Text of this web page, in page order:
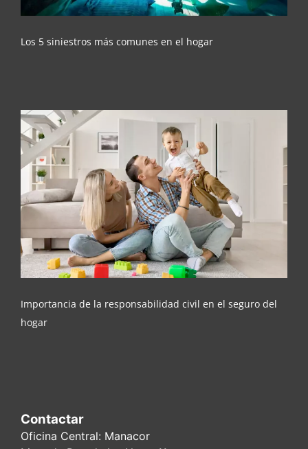
Los 5 siniestros más comunes en el hogar
Importancia de la responsabilidad civil en el
seguro del hogar
Importancia de la responsabilidad civil en el seguro del
hogar
Contactar
Oficina Central: Manacor